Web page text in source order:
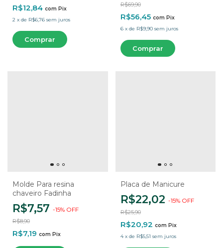
R$12,84 com Pix
2 x de R$6,76 sem juros
R$69,90
R$56,45 com Pix
6 x de R$9,90 sem juros
Molde Para resina
chaveiro Fadinha
R$7,57 -15% OFF
R$8,90
R$7,19 com Pix
Placa de Manicure
R$22,02 -15% OFF
R$25,90
R$20,92 com Pix
4 x de R$5,51 sem juros